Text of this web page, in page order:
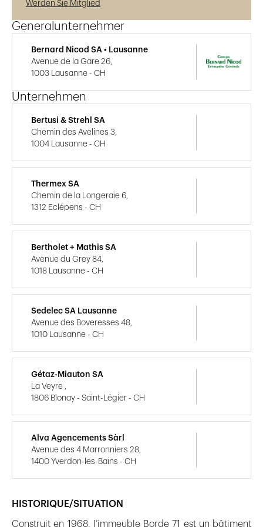
HISTORIQUE/SITUATION
Construit en 1968, l’immeuble Borde 71 est un bâtiment
Werden Sie Mitglied
Generalunternehmer
Bernard Nicod SA • Lausanne
Avenue de la Gare 26,
1003 Lausanne - CH
Unternehmen
Bertusi & Strehl SA
Chemin des Avelines 3,
1004 Lausanne - CH
Thermex SA
Chemin de la Longeraie 6,
1312 Eclépens - CH
Bertholet + Mathis SA
Avenue du Grey 84,
1018 Lausanne - CH
Sedelec SA Lausanne
Avenue des Boveresses 48,
1010 Lausanne - CH
Gétaz-Miauton SA
La Veyre ,
1806 Blonay - Saint-Légier - CH
Alva Agencements Sàrl
Avenue des 4 Marronniers 28,
1400 Yverdon-les-Bains - CH